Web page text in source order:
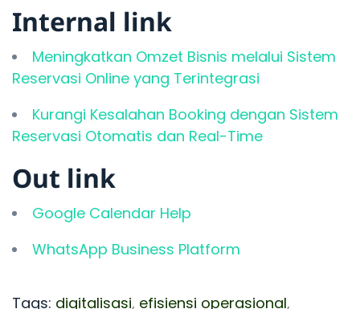
Internal link
Meningkatkan Omzet Bisnis melalui Sistem
Reservasi Online yang Terintegrasi
Kurangi Kesalahan Booking dengan Sistem
Reservasi Otomatis dan Real-Time
Out link
Google Calendar Help
WhatsApp Business Platform
Tags: digitalisasi, efisiensi operasional,